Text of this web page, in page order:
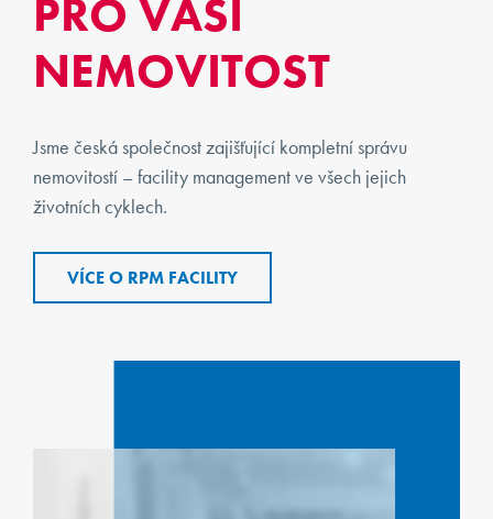
KARIÉRA 2
KONTAKT
KLIENTI
PRO VAŠI
NEMOVITOST
Jsme česká společnost zajišťující kompletní správu
nemovitostí – facility management ve všech jejich
životních cyklech.
VÍCE O RPM FACILITY